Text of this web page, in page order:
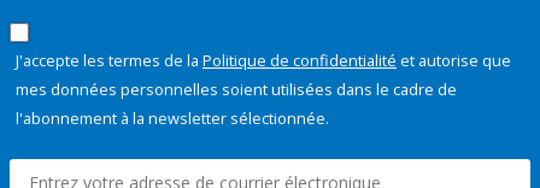
J'accepte les termes de la Politique de confidentialité et autorise que
mes données personnelles soient utilisées dans le cadre de
l'abonnement à la newsletter sélectionnée.